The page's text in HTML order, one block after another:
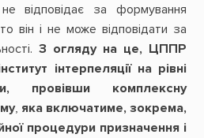
відповідає за формування
він і не може відповідати за
З огляду на це, ЦППР
інтерпеляції на рівні
провівши комплексну
, яка включатиме, зокрема,
процедури призначення і